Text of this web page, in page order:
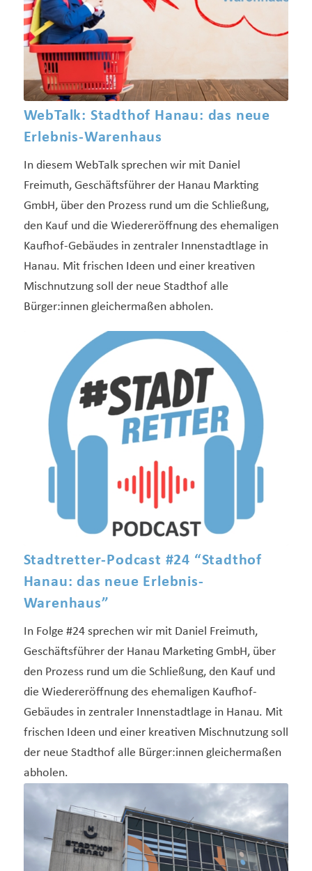
WebTalk: Stadthof Hanau: das neue
Erlebnis-Warenhaus
In diesem WebTalk sprechen wir mit Daniel
Freimuth, Geschäftsführer der Hanau Markting
GmbH, über den Prozess rund um die Schließung,
den Kauf und die Wiedereröffnung des ehemaligen
Kaufhof-Gebäudes in zentraler Innenstadtlage in
Hanau. Mit frischen Ideen und einer kreativen
Mischnutzung soll der neue Stadthof alle
Bürger:innen gleichermaßen abholen.
Stadtretter-Podcast #24 “Stadthof
Hanau: das neue Erlebnis-
Warenhaus”
In Folge #24 sprechen wir mit Daniel Freimuth,
Geschäftsführer der Hanau Marketing GmbH, über
den Prozess rund um die Schließung, den Kauf und
die Wiedereröffnung des ehemaligen Kaufhof-
Gebäudes in zentraler Innenstadtlage in Hanau. Mit
frischen Ideen und einer kreativen Mischnutzung soll
der neue Stadthof alle Bürger:innen gleichermaßen
abholen.